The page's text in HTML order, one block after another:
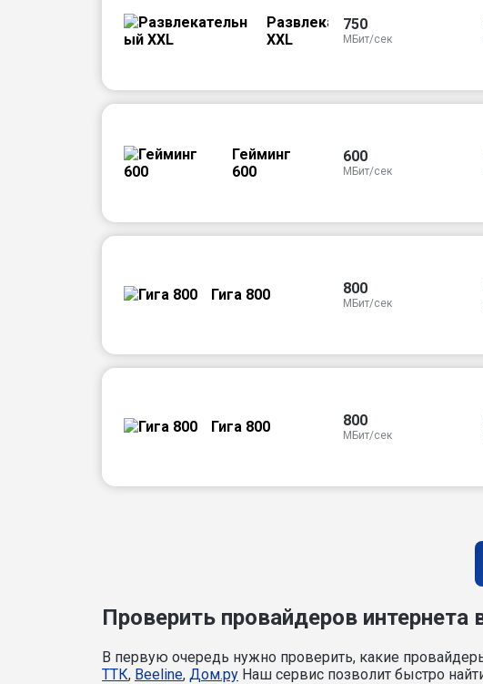
Развлекательный
XXL
750
МБит/сек
Гейминг
600
600
МБит/сек
Гига 800 800
МБит/сек
Гига 800 800
МБит/сек
Проверить провайдеров
В первую очередь нужно проверить, какие
ТТК, Beeline, Дом.ру Наш сервис позволит быстро